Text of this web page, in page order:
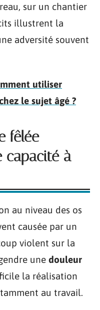
sur un chantier
illustrent la
adversité souvent
utiliser
le sujet âgé ?
fêlée
capacité à
au niveau des os
causée par un
violent sur la
une douleur
la réalisation
au travail.